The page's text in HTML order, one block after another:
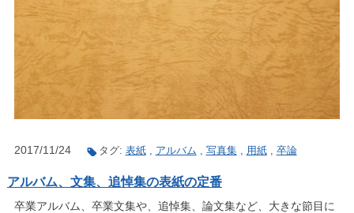
2017/11/24 タグ: 表紙, アルバム 写真集, 用紙, 卒論
アルバム、文集、追悼集の表紙の定番
卒業アルバム、卒業文集や、追悼集、論文集など、大きな節目に